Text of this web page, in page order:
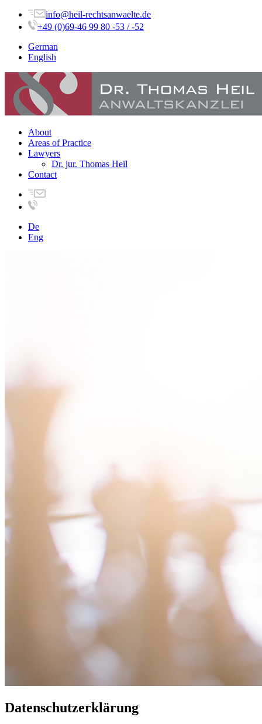
info@heil-rechtsanwaelte.de
+49 (0)69-46 99 80 -53 / -52
German
English
About
Areas of Practice
Lawyers
Dr. jur. Thomas Heil
Contact
De
Eng
Datenschutzerklärung